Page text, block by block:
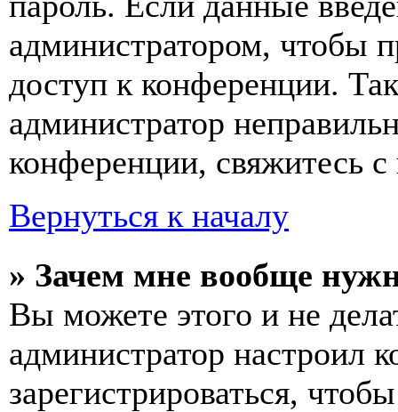
администратором, чтобы
доступ к конференции.
администратор
конференции, свяжитесь
Вернуться к началу
» Зачем мне вообще
Вы можете этого и не
администратор
зарегистрироваться,